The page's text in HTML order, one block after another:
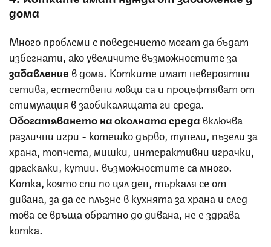
дома
Много проблеми с поведението могат да бъдат
избегнати, ако увеличите възможностите за
забавление в дома. Котките имат невероятни
сетива, естествени ловци са и процъфтяват от
стимулация в заобикалящата ги среда.
Обогатяването на околната среда включва
различни игри - котешко дърво, тунели, пъзели за
храна, топчета, мишки, интерактивни играчки,
драскалки, кутии… възможностите са много.
Котка, която спи по цял ден, търкаля се от
дивана, за да се плъзне в кухнята за храна и след
това се връща обратно до дивана, не е здрава
котка.